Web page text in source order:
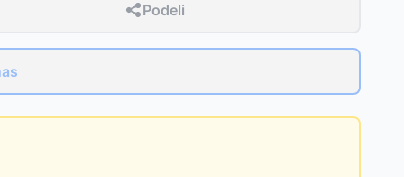
Podeli